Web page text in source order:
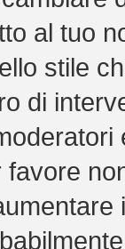
al tuo
stile
di